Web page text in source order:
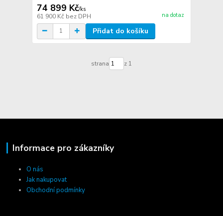
74 899 Kč/ks
61 900 Kč bez DPH na dotaz
Přidat do košíku
strana z 1
Informace pro zákazníky
O nás
Jak nakupovat
Obchodní podmínky